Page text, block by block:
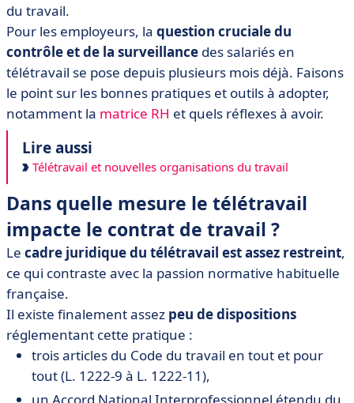
du travail.
Pour les employeurs, la question cruciale du
contrôle et de la surveillance des salariés en
télétravail se pose depuis plusieurs mois déjà. Faisons
le point sur les bonnes pratiques et outils à adopter,
notamment la matrice RH et quels réflexes à avoir.
Lire aussi
Télétravail et nouvelles organisations du travail
Dans quelle mesure le télétravail
impacte le contrat de travail ?
Le cadre juridique du télétravail est assez restreint,
ce qui contraste avec la passion normative habituelle
française.
Il existe finalement assez peu de dispositions
réglementant cette pratique :
trois articles du Code du travail en tout et pour
tout (L. 1222-9 à L. 1222-11),